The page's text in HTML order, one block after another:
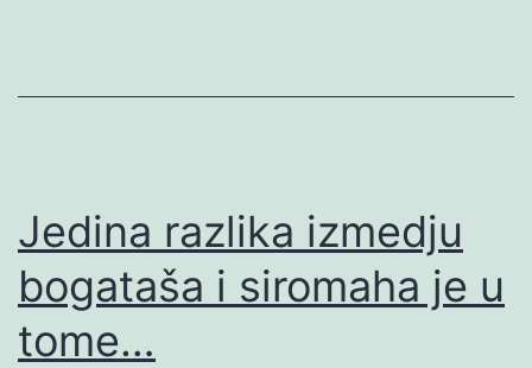
Jedina razlika izmedju
bogataša i siromaha je u
tome…